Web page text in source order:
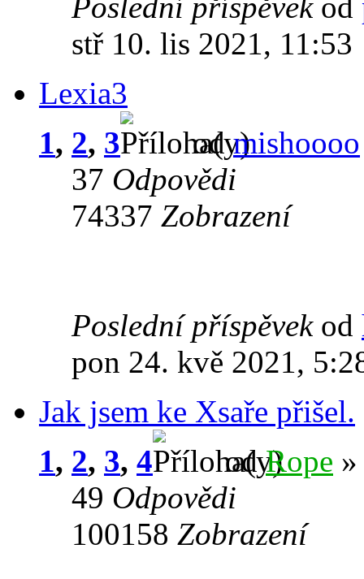
stř 10. lis 2021, 11:53
Lexia3
1, 2, 3 odmishoooo
37 Odpovědi
74337 Zobrazení
Poslední příspěvek od
pon 24. kvě 2021,
Jak jsem ke Xsaře přišel.
1, 2, 3, 4 odRope
49 Odpovědi
100158 Zobrazení